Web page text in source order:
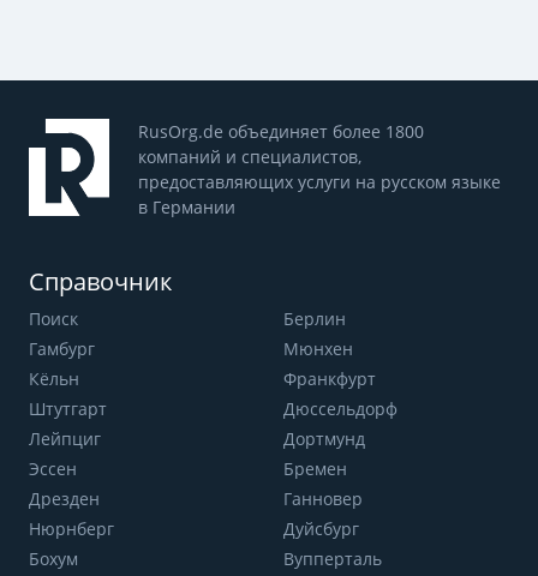
RusOrg.de объединяет более 1800
компаний и специалистов,
предоставляющих услуги на русском языке
в Германии
Справочник
Поиск
Берлин
Гамбург
Мюнхен
Кёльн
Франкфурт
Штутгарт
Дюссельдорф
Лейпциг
Дортмунд
Эссен
Бремен
Дрезден
Ганновер
Нюрнберг
Дуйсбург
Бохум
Вупперталь